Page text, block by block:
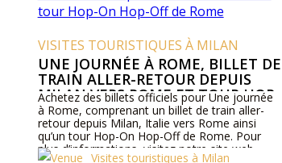
VISITES TOURISTIQUES À MILAN
UNE JOURNÉE À ROME, BILLET DE
TRAIN ALLER-RETOUR DEPUIS
MILAN VERS ROME ET TOUR HOP-
ON HOP-OFF DE ROME
Achetez des billets officiels pour Une journée
à Rome, comprenant un billet de train aller-
retour depuis Milan, Italie vers Rome ainsi
qu’un tour Hop-On Hop-Off de Rome. Pour
plus d’informations, visitez notre site web.
Visites touristiques à Milan